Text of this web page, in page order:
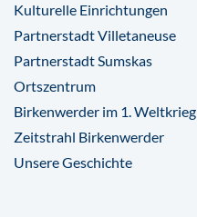
Kulturelle Einrichtungen
Partnerstadt Villetaneuse
Partnerstadt Sumskas
Ortszentrum
Birkenwerder im 1. Weltkrieg
Zeitstrahl Birkenwerder
Unsere Geschichte